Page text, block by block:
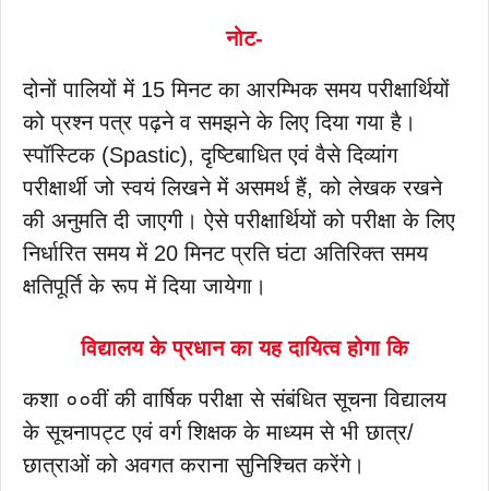
नोट-
दोनों पालियों में 15 मिनट का आरम्भिक समय परीक्षार्थियों
को प्रश्न पत्र पढ़ने व समझने के लिए दिया गया है।
स्पॉस्टिक (Spastic), दृष्टिबाधित एवं वैसे दिव्यांग
परीक्षार्थी जो स्वयं लिखने में असमर्थ हैं, को लेखक रखने
की अनुमति दी जाएगी। ऐसे परीक्षार्थियों को परीक्षा के लिए
निर्धारित समय में 20 मिनट प्रति घंटा अतिरिक्त समय
क्षतिपूर्ति के रूप में दिया जायेगा।
विद्यालय के प्रधान का यह दायित्व होगा कि
कशा ००वीं की वार्षिक परीक्षा से संबंधित सूचना विद्यालय
के सूचनापट्ट एवं वर्ग शिक्षक के माध्यम से भी छात्र/
छात्राओं को अवगत कराना सुनिश्चित करेंगे।